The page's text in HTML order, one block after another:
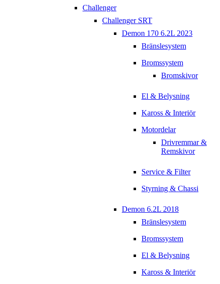
Challenger
Challenger SRT
Demon 170 6.2L 2023
Bränslesystem
Bromssystem
Bromskivor
El & Belysning
Kaross & Interiör
Motordelar
Drivremmar &
Remskivor
Service & Filter
Styrning & Chassi
Demon 6.2L 2018
Bränslesystem
Bromssystem
El & Belysning
Kaross & Interiör